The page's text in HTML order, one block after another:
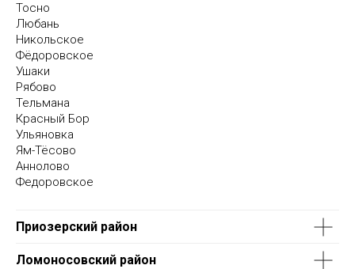
Тосно
Любань
Никольское
Фёдоровское
Ушаки
Рябово
Тельмана
Красный Бор
Ульяновка
Ям-Тёсово
Аннолово
Федоровское
Приозерский район
Ломоносовский район